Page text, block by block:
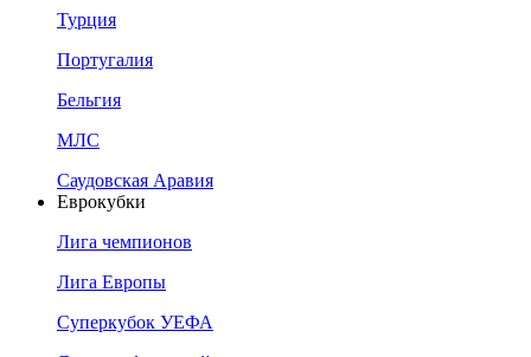
Турция
Португалия
Бельгия
МЛС
Саудовская Аравия
Еврокубки
Лига чемпионов
Лига Европы
Суперкубок УЕФА